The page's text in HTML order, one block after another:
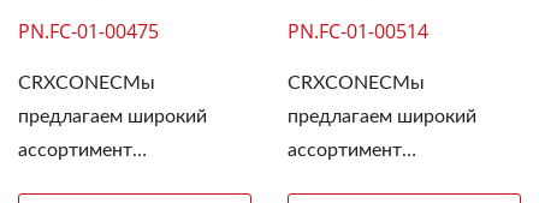
PN.FC-01-00475
CRXCONECМы
предлагаем широкий
ассортимент
PN.FC-01-00514
CRXCONECМы
предлагаем широкий
ассортимент